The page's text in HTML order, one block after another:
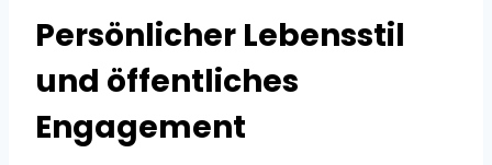
Persönlicher Lebensstil
und öffentliches
Engagement